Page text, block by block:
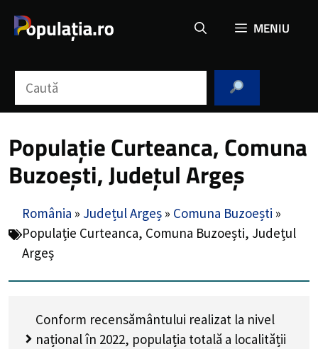
MENIU
Populație Curteanca, Comuna
Buzoești, Județul Argeș
România » Județul Argeș » Comuna Buzoești »
Populație Curteanca, Comuna Buzoești, Județul
Argeș
Conform recensământului realizat la nivel
național în 2022, populația totală a localității